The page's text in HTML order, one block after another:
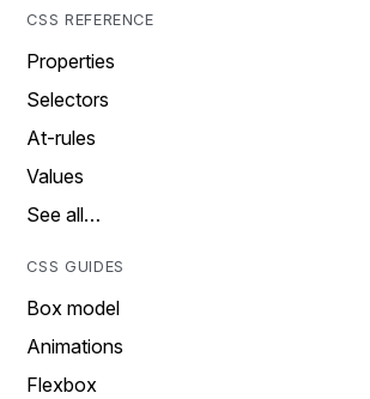
CSS REFERENCE
Properties
Selectors
At-rules
Values
See all…
CSS GUIDES
Box model
Animations
Flexbox